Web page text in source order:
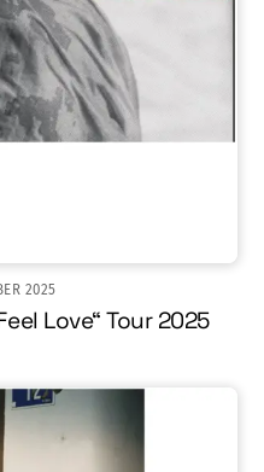
2025
Love“ Tour 2025